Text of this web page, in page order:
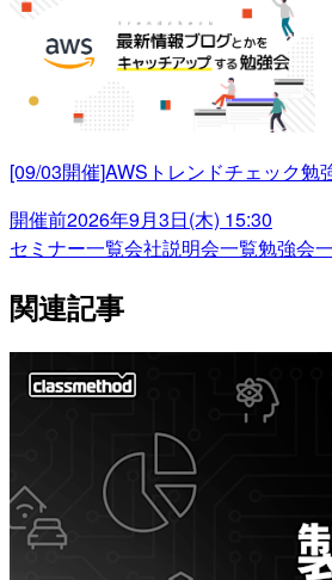
[09/03開催]AWSトレンドチェック勉
開催前2026年9月3日(木) 15:30
セミナー一覧会社説明会一覧勉強会
関連記事